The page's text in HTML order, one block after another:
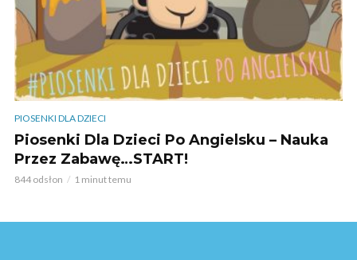
PIOSENKI DLA DZIECI
Piosenki Dla Dzieci Po Angielsku – Nauka
Przez Zabawę…START!
844 odsłon 1 minut temu